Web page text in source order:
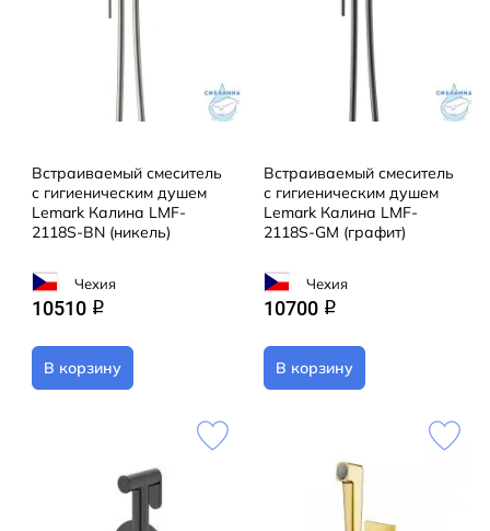
Встраиваемый смеситель
с гигиеническим душем
Lemark Калина LMF-
2118S-BN (никель)
Чехия
10510 q
В корзину
Встраиваемый смеситель
с гигиеническим душем
Lemark Калина LMF-
2118S-GM (графит)
Чехия
10700 q
В корзину